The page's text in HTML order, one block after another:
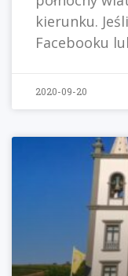
kierunku.
Facebooku
2020-09-20